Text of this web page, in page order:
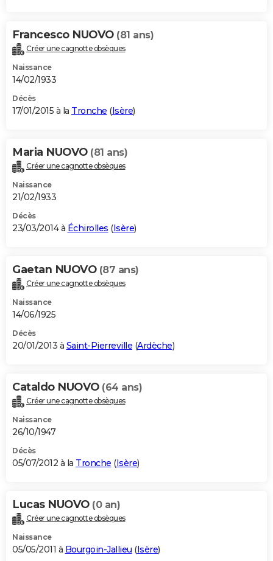
Francesco NUOVO (81 ans)
Créer une cagnotte obsèques
Naissance
14/02/1933
Décès
17/01/2015 à la Tronche (Isère)
Maria NUOVO (81 ans)
Créer une cagnotte obsèques
Naissance
21/02/1933
Décès
23/03/2014 à Échirolles (Isère)
Gaetan NUOVO (87 ans)
Créer une cagnotte obsèques
Naissance
14/06/1925
Décès
20/01/2013 à Saint-Pierreville (Ardèche)
Cataldo NUOVO (64 ans)
Créer une cagnotte obsèques
Naissance
26/10/1947
Décès
05/07/2012 à la Tronche (Isère)
Lucas NUOVO (0 an)
Créer une cagnotte obsèques
Naissance
05/05/2011 à Bourgoin-Jallieu (Isère)